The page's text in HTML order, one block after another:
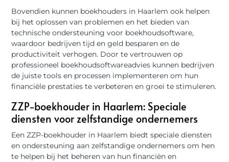
Bovendien kunnen boekhouders in Haarlem ook helpen
bij het oplossen van problemen en het bieden van
technische ondersteuning voor boekhoudsoftware,
waardoor bedrijven tijd en geld besparen en de
productiviteit verhogen. Door te vertrouwen op
professioneel boekhoudsoftwareadvies kunnen bedrijven
de juiste tools en processen implementeren om hun
financiële prestaties te verbeteren en groei te stimuleren.
ZZP-boekhouder in Haarlem: Speciale
diensten voor zelfstandige ondernemers
Een ZZP-boekhouder in Haarlem biedt speciale diensten
en ondersteuning aan zelfstandige ondernemers om hen
te helpen bij het beheren van hun financiën en